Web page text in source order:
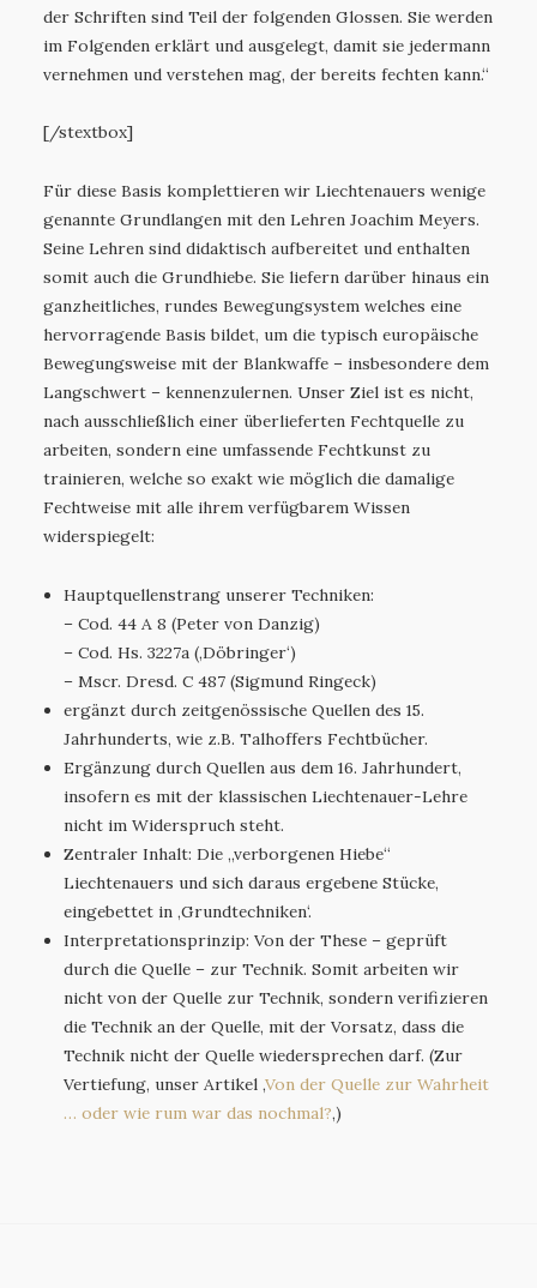
der Schriften sind Teil der folgenden Glossen. Sie werden
im Folgenden erklärt und ausgelegt, damit sie jedermann
vernehmen und verstehen mag, der bereits fechten kann.“
[/stextbox]
Für diese Basis komplettieren wir Liechtenauers wenige
genannte Grundlangen mit den Lehren Joachim Meyers.
Seine Lehren sind didaktisch aufbereitet und enthalten
somit auch die Grundhiebe. Sie liefern darüber hinaus ein
ganzheitliches, rundes Bewegungsystem welches eine
hervorragende Basis bildet, um die typisch europäische
Bewegungsweise mit der Blankwaffe – insbesondere dem
Langschwert – kennenzulernen. Unser Ziel ist es nicht,
nach ausschließlich einer überlieferten Fechtquelle zu
arbeiten, sondern eine umfassende Fechtkunst zu
trainieren, welche so exakt wie möglich die damalige
Fechtweise mit alle ihrem verfügbarem Wissen
widerspiegelt:
Hauptquellenstrang unserer Techniken:
– Cod. 44 A 8 (Peter von Danzig)
– Cod. Hs. 3227a (‚Döbringer‘)
– Mscr. Dresd. C 487 (Sigmund Ringeck)
ergänzt durch zeitgenössische Quellen des 15.
Jahrhunderts, wie z.B. Talhoffers Fechtbücher.
Ergänzung durch Quellen aus dem 16. Jahrhundert,
insofern es mit der klassischen Liechtenauer-Lehre
nicht im Widerspruch steht.
Zentraler Inhalt: Die „verborgenen Hiebe“
Liechtenauers und sich daraus ergebene Stücke,
eingebettet in ‚Grundtechniken‘.
Interpretationsprinzip: Von der These – geprüft
durch die Quelle – zur Technik. Somit arbeiten wir
nicht von der Quelle zur Technik, sondern verifizieren
die Technik an der Quelle, mit der Vorsatz, dass die
Technik nicht der Quelle wiedersprechen darf. (Zur
Vertiefung, unser Artikel ‚Von der Quelle zur Wahrheit
… oder wie rum war das nochmal?‚)